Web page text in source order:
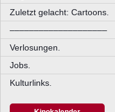
Zuletzt gelacht: Cartoons.
––––––––––––––––––––
Verlosungen.
Jobs.
Kulturlinks.